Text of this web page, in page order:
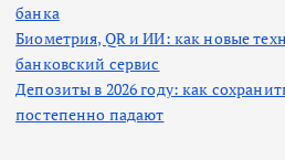
банка
Биометрия, QR и ИИ: как новые
банковский сервис
Депозиты в 2026 году: как
постепенно падают